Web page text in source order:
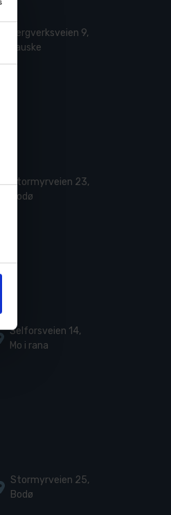
Bergverksveien 9,
Fauske
Stormyrveien 23,
Bodø
Selforsveien 14,
Mo i rana
Stormyrveien 25,
Bodø